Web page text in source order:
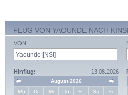
FLUG VON YAOUNDE NACH
VON:
Hinflug: 13.08.2026
August 2026
Mo
Di Mi Do Fr Sa So